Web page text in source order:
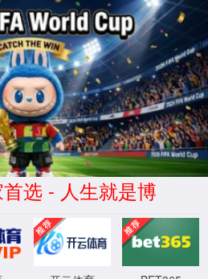
牌力量
目录。
，已更改名称或者暂时不可用。